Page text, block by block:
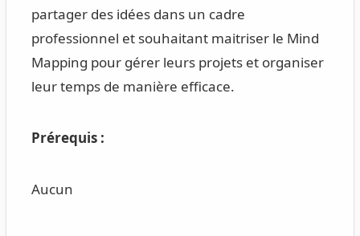
partager des idées dans un cadre
professionnel et souhaitant maitriser le Mind
Mapping pour gérer leurs projets et organiser
leur temps de manière efficace.
Prérequis :
Aucun